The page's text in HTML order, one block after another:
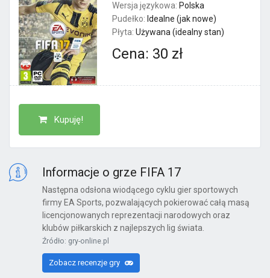
Wersja językowa: Polska
Pudełko: Idealne (jak nowe)
Płyta: Używana (idealny stan)
Cena: 30 zł
Kupuję!
Informacje o grze FIFA 17
Następna odsłona wiodącego cyklu gier sportowych
firmy EA Sports, pozwalających pokierować całą masą
licencjonowanych reprezentacji narodowych oraz
klubów piłkarskich z najlepszych lig świata.
Źródło: gry-online.pl
Zobacz recenzje gry